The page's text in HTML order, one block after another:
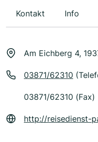
Kontakt Info
Am Eichberg 4,
03871/62310
03871/62310 (Fax)
http://reisedienst-